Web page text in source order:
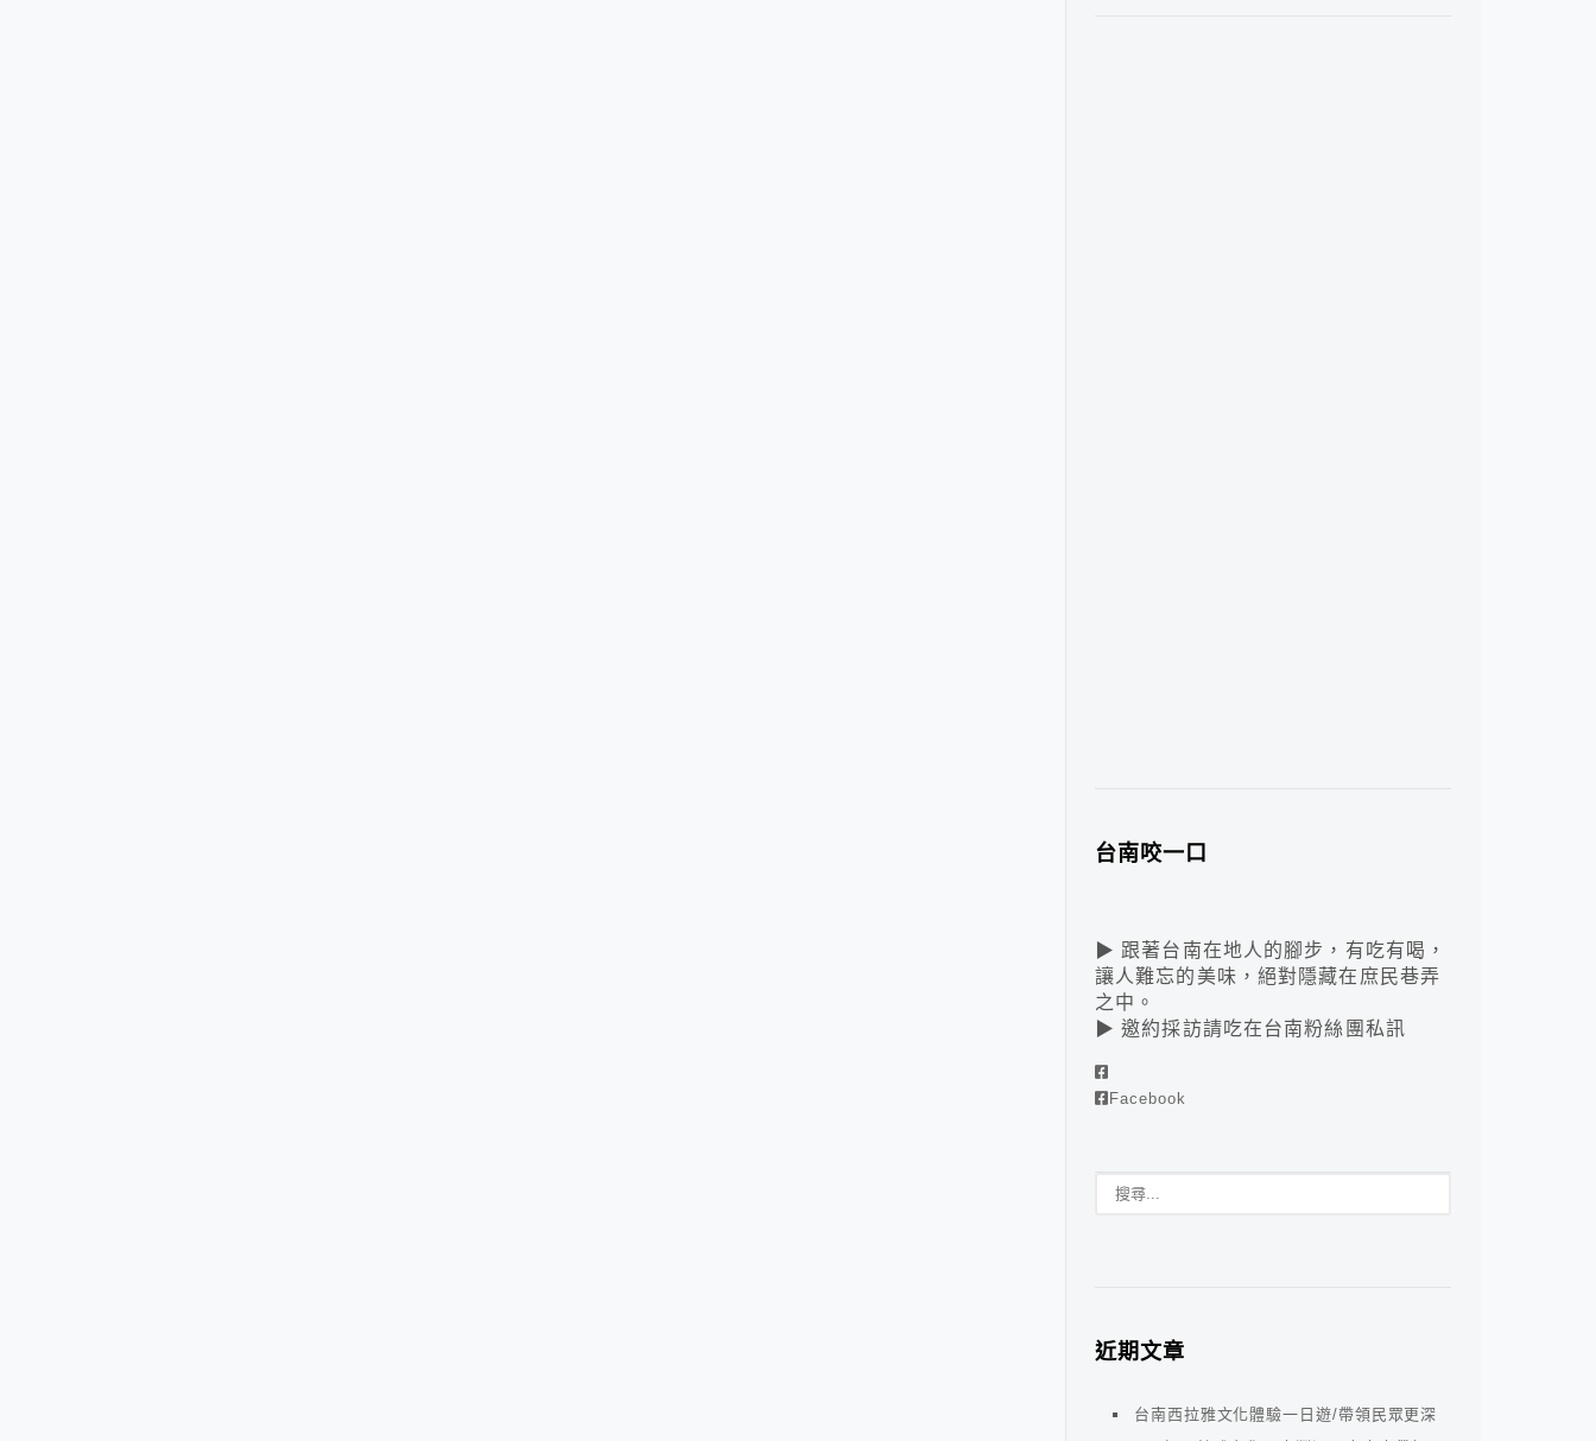
台南咬一口
▶ 跟著台南在地人的腳步，有吃有喝，
讓人難忘的美味，絕對隱藏在庶民巷弄
之中。
▶ 邀約採訪請吃在台南粉絲團私訊
Facebook
近期文章
台南西拉雅文化體驗一日遊/帶領民眾更深